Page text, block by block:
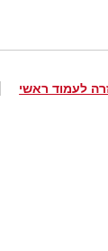
לעמוד ראשי